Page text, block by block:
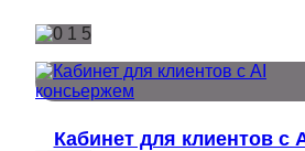
Кабинет для клиентов с